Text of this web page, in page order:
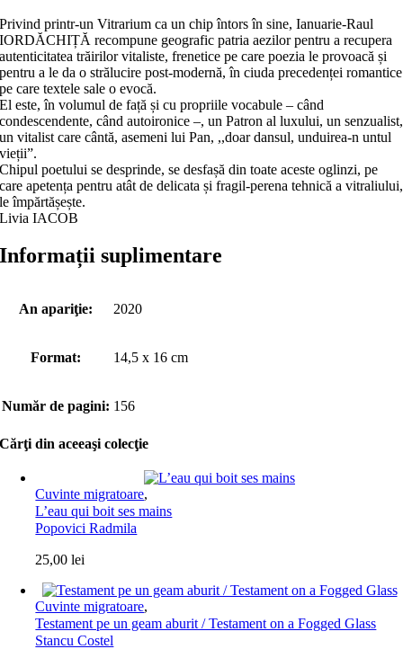
Privind printr-un Vitrarium ca un chip întors în sine, Ianuarie-Raul
IORDĂCHIȚĂ recompune geografic patria aezilor pentru a recupera
autenticitatea trăirilor vitaliste, frenetice pe care poezia le provoacă și
pentru a le da o strălucire post-modernă, în ciuda precedenței romantice
pe care textele sale o evocă.
El este, în volumul de față și cu propriile vocabule – când
condescendente, când autoironice –, un Patron al luxului, un senzualist,
un vitalist care cântă, asemeni lui Pan, ,,doar dansul, unduirea-n untul
vieții”.
Chipul poetului se desprinde, se desfașă din toate aceste oglinzi, pe
care apetența pentru atât de delicata și fragil-perena tehnică a vitraliului,
le împărtășește.
Livia IACOB
Informații suplimentare
An apariţie: 2020
Format: 14,5 x 16 cm
Număr de pagini: 156
Cărţi din aceeaşi colecţie
Cuvinte migratoare,
L’eau qui boit ses mains
Popovici Radmila
25,00lei
Cuvinte migratoare,
Testament pe un geam aburit / Testament on a Fogged Glass
Stancu Costel